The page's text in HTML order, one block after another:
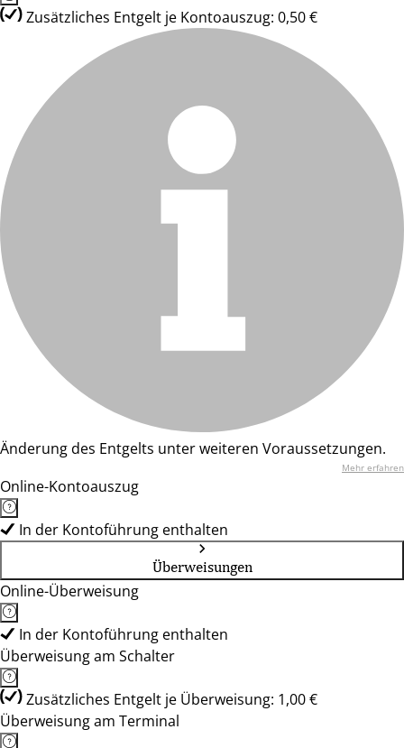
Zusätzliches Entgelt je Kontoauszug: 0,50 €
Änderung des Entgelts unter weiteren Voraussetzungen.
Mehr erfahren
Online-Kontoauszug
In der Kontoführung enthalten
Überweisungen
Online-Überweisung
In der Kontoführung enthalten
Überweisung am Schalter
Zusätzliches Entgelt je Überweisung: 1,00 €
Überweisung am Terminal